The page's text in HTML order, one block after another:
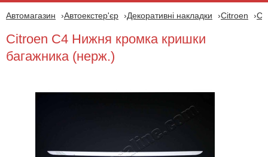
Автомагазин Автоекстер'єр Декоративні накладки Citroen
Citroen C4 Нижня кромка кришки
багажника (нерж.)